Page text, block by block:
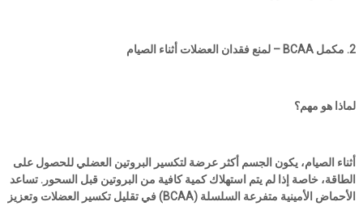
2. مكمل BCAA – لمنع فقدان العضلات أثناء الصيام
لماذا هو مهم؟
أثناء الصيام، يكون الجسم أكثر عرضة لتكسير البروتين العضلي للحصول على
الطاقة، خاصة إذا لم يتم استهلاك كمية كافية من البروتين قبل السحور. تساعد
الأحماض الأمينية متفرعة السلسلة (BCAA) في تقليل تكسير العضلات وتعزيز